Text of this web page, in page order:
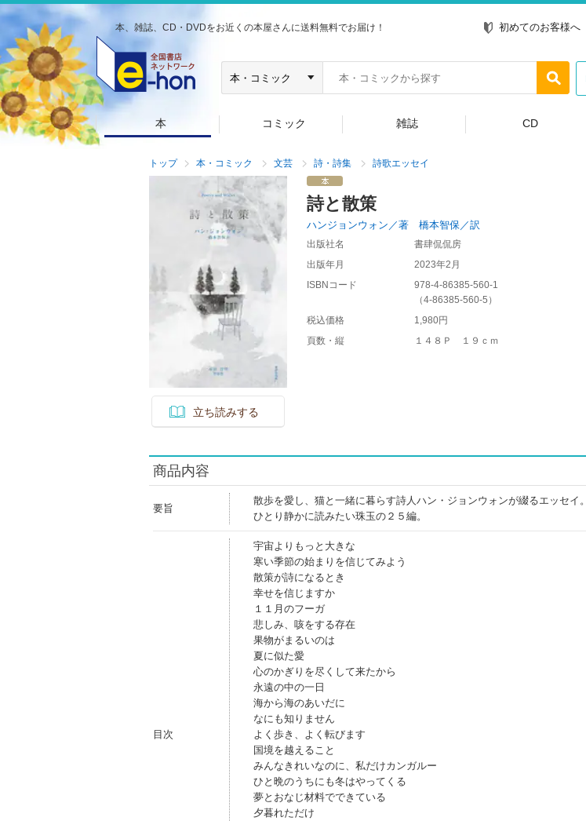
本、雑誌、CD・DVDをお近くの本屋さんに送料無料でお届け！ 初めてのお客様へ
本 コミック 雑誌 CD
トップ 本・コミック 文芸 詩・詩集 詩歌エッセイ
立ち読みする
詩と散策
ハンジョンウォン／著 橋本智保／訳
出版社名
書肆侃侃房
出版年月
2023年2月
ISBNコード
978-4-86385-560-1
（4-86385-560-5 ）
税込価格
1,980円
頁数・縦
１４８Ｐ １９ｃｍ
商品内容
要旨
散歩を愛し、猫と一緒に暮らす詩人ハン・ジョンウォンが綴るエッセイ
ひとり静かに読みたい珠玉の２５編。
目次
宇宙よりもっと大きな
寒い季節の始まりを信じてみよう
散策が詩になるとき
幸せを信じますか
１１月のフーガ
悲しみ、咳をする存在
果物がまるいのは
夏に似た愛
心のかぎりを尽くして来たから
永遠の中の一日
海から海のあいだに
なにも知りません
よく歩き、よく転びます
国境を越えること
みんなきれいなのに、私だけカンガルー
ひと晩のうちにも冬はやってくる
夢とおなじ材料でできている
夕暮れただけ